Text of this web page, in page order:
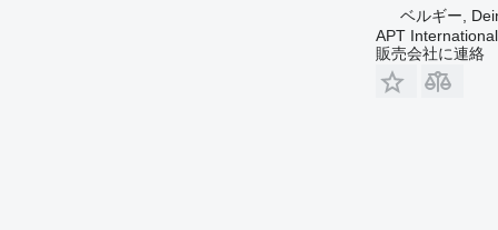
ベルギー,
APT International
販売会社に連絡